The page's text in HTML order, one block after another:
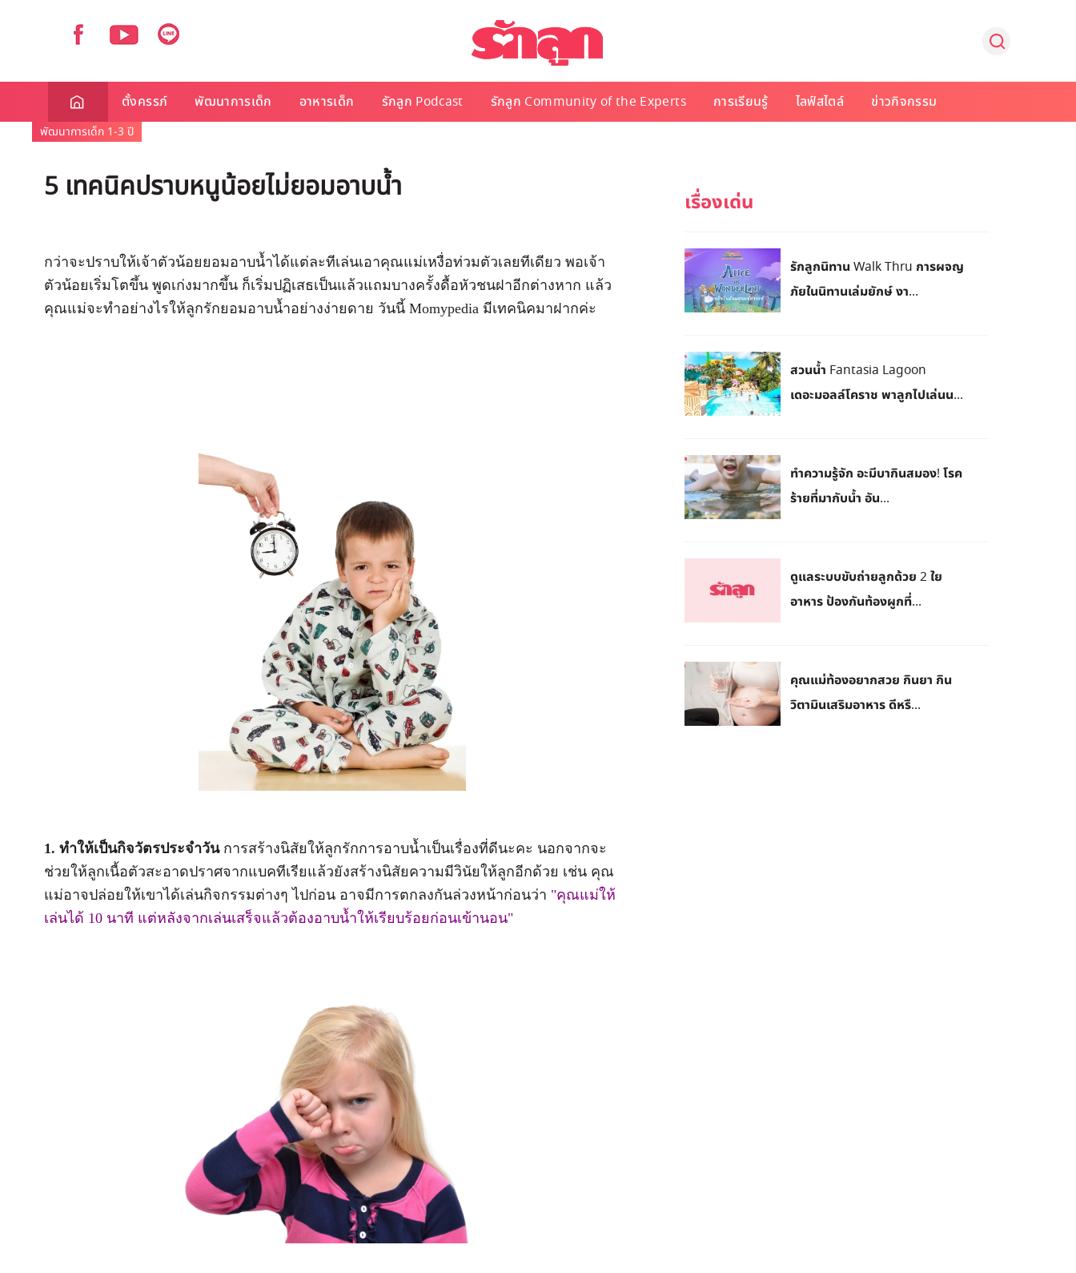
ตั้งครรภ์ พัฒนาการเด็ก อาหารเด็ก รักลูก Podcast รักลูก Community of the Experts การเรียนรู้ ไลฟ์สไตล์ ข่าวกิจกรรม
พัฒนาการเด็ก 1-3 ปี
5 เทคนิคปราบหนูน้อยไม่ยอมอาบน้ำ
กว่าจะปราบให้เจ้าตัวน้อยยอมอาบน้ำได้แต่ละทีเล่นเอาคุณแม่เหงื่อท่วมตัวเลยทีเดียว พอเจ้า
ตัวน้อยเริ่มโตขึ้น พูดเก่งมากขึ้น ก็เริ่มปฏิเสธเป็นแล้วแถมบางครั้งดื้อหัวชนฝาอีกต่างหาก แล้ว
คุณแม่จะทำอย่างไรให้ลูกรักยอมอาบน้ำอย่างง่ายดาย วันนี้ Momypedia มีเทคนิคมาฝากค่ะ
1. ทำให้เป็นกิจวัตรประจำวันการสร้างนิสัยให้ลูกรักการอาบน้ำเป็นเรื่องที่ดีนะคะ นอกจากจะ
ช่วยให้ลูกเนื้อตัวสะอาดปราศจากแบคทีเรียแล้วยังสร้างนิสัยความมีวินัยให้ลูกอีกด้วย เช่น คุณ
แม่อาจปล่อยให้เขาได้เล่นกิจกรรมต่างๆ ไปก่อน อาจมีการตกลงกันล่วงหน้าก่อนว่า "คุณแม่ให้
เล่นได้ 10 นาที แต่หลังจากเล่นเสร็จแล้วต้องอาบน้ำให้เรียบร้อยก่อนเข้านอน"
รักลูกนิทาน Walk Thru การผจญ
ภัยในนิทานเล่มยักษ์ งา...
สวนน้ำ Fantasia Lagoon
เดอะมอลล์โคราช พาลูกไปเล่นน...
ทำความรู้จัก อะมีบากินสมอง! โรค
ร้ายที่มากับน้ำ อัน...
ดูแลระบบขับถ่ายลูกด้วย 2 ใย
อาหาร ป้องกันท้องผูกที่...
คุณแม่ท้องอยากสวย กินยา กิน
วิตามินเสริมอาหาร ดีหรื...